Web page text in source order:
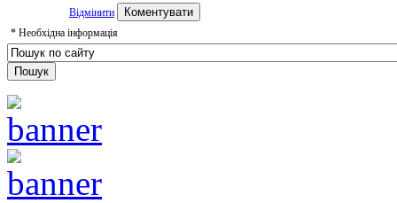
Відмінити
* Необхідна інформація